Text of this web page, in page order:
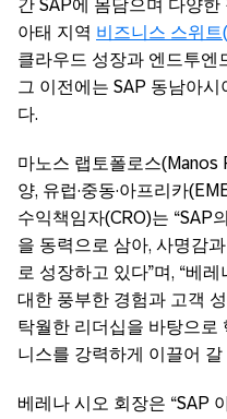
간 SAP에 몸담으며 다양한
아태 지역 비즈니스 스위트
클라우드 성장과 엔드투엔
그 이전에는 SAP 동남아시
다.
마노스 랩토폴로스(Manos
양, 유럽·중동·아프리카
수익책임자(CRO)는 “SAP의
을 동력으로 삼아, 사명감과
로 성장하고 있다”며, “베레
대한 풍부한 경험과 고객
탁월한 리더십을 바탕으로
니스를 강력하게 이끌어 갈
베레나 시오 회장은 “SAP